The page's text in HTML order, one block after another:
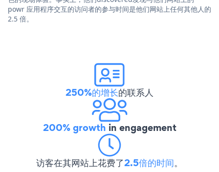
powr 应用程序交互的访问者的参与时间是他们网站上任何其他人的
2.5 倍。
250%的增长的联系人
200% growth in engagement
访客在其网站上花费了2.5倍的时间。